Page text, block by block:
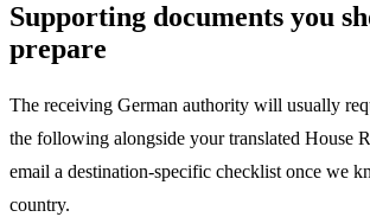
Supporting documents you
prepare
The receiving German authority will usually
the following alongside your translated House
email a destination-specific checklist once we
country.